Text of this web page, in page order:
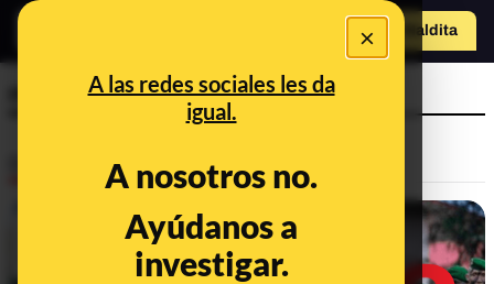
×
A las redes sociales les da
igual.
A nosotros no.
Ayúdanos a
investigar.
Hazte Maldita
militares franceses